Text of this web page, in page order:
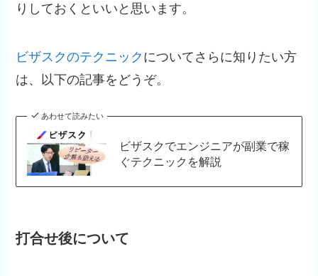
りしておくといいと思います。
ビザスクのテクニック についてさらに知りたい方
は、以下の記事をどうぞ。
あわせて読みたい
ビザスクでエンジニアが副業で稼
ぐテクニックを解説
打合せ後について